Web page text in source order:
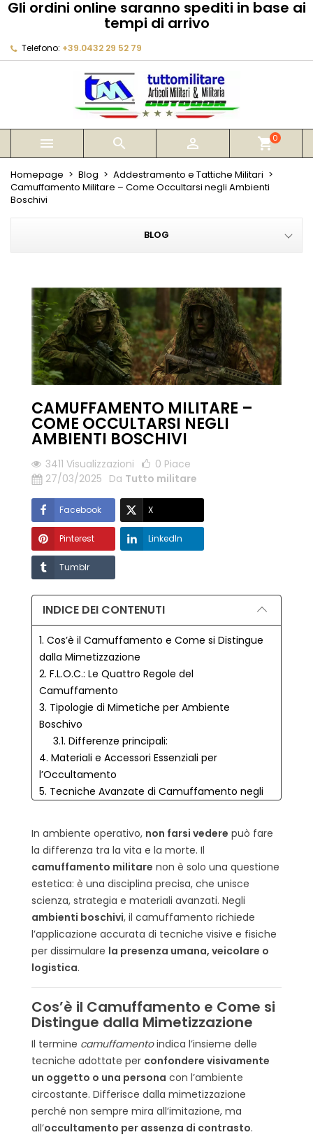
Gli ordini online saranno spediti in base ai
tempi di arrivo
Telefono: +39.0432 29 52 79
   shopping_cart0
Homepage Blog
Addestramento e Tattiche Militari
Camuffamento Militare – Come Occultarsi negli Ambienti
Boschivi
BLOG
CAMUFFAMENTO MILITARE –
COME OCCULTARSI NEGLI
AMBIENTI BOSCHIVI
3411 Visualizzazioni 0 Piace
27/03/2025 Da Tutto militare
Facebook X
Pinterest LinkedIn
Tumblr
INDICE DEI CONTENUTI
1. Cos’è il Camuffamento e Come si Distingue
dalla Mimetizzazione
2. F.L.O.C.: Le Quattro Regole del
Camuffamento
3. Tipologie di Mimetiche per Ambiente
Boschivo
3.1. Differenze principali:
4. Materiali e Accessori Essenziali per
l’Occultamento
5. Tecniche Avanzate di Camuffamento negli
5.1. 1. Interazione con il terreno
5.2. 2. Interruzione della sagoma
5.3. 3. Evita simmetrie
6. Mimetiche “a Macchie” vs Digitali: Quale
Scegliere?
6.1. Mimetiche a Macchie
7. Il Ruolo dei Kit di Camuffamento Individuale
8. Addestrarsi per Scomparire
10. Conclusioni: Camuffarsi è Sopravvivere
11. FAQ – Domande Frequenti
In ambiente operativo, non farsi vedere può fare
la differenza tra la vita e la morte. Il
camuffamento militare non è solo una questione
estetica: è una disciplina precisa, che unisce
scienza, strategia e materiali avanzati. Negli
ambienti boschivi, il camuffamento richiede
l’applicazione accurata di tecniche visive e fisiche
per dissimulare la presenza umana, veicolare o
logistica.
Cos’è il Camuffamento e Come si
Distingue dalla Mimetizzazione
Il termine camuffamentoindica l’insieme delle
tecniche adottate per confondere visivamente
un oggetto o una persona con l’ambiente
circostante. Differisce dalla mimetizzazione
perché non sempre mira all’imitazione, ma
all’occultamento per assenza di contrasto.
My wishlists
add_circle_outline Create new list
((modalTitle))
((confirmMessage))
((cancelText)) ((modalDeleteText))
Crea lista dei desideri
Annulla Crea lista dei desideri
Devi avere effettuato l'accesso per salvare dei
prodotti nella tua lista dei desideri.
Annulla